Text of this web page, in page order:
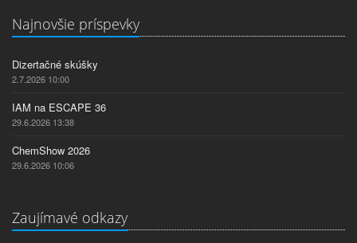
Najnovšie príspevky
Dizertačné skúšky
2.7.2026 10:00
IAM na ESCAPE 36
29.6.2026 13:38
ChemShow 2026
29.6.2026 10:06
Zaujímavé odkazy